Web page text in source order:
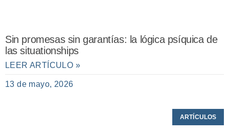
Sin promesas sin garantías: la lógica psíquica de
las situationships
LEER ARTÍCULO »
13 de mayo, 2026
ARTÍCULOS